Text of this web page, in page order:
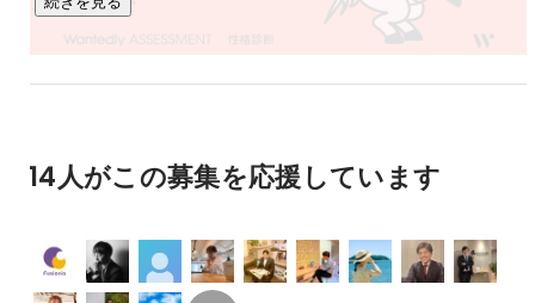
14人がこの募集を応援しています